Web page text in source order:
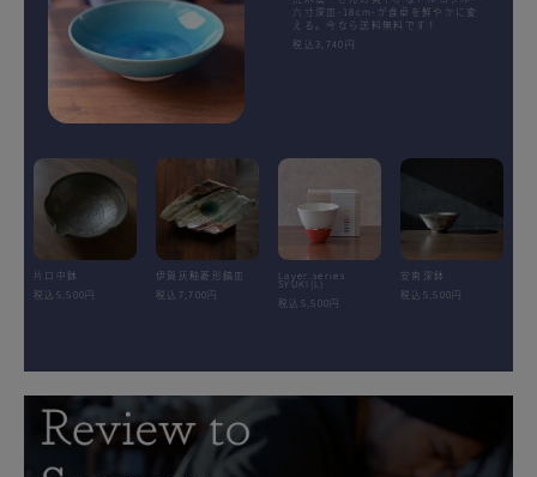
六寸深皿-18cm-が食卓を鮮やかに変
える。今なら送料無料です！
税込3,740円
片口中鉢
税込5,500円
伊賀灰釉菱形鎬皿
税込7,700円
Layer.series
SYUKI(L)
税込5,500円
安南深鉢
税込5,500円